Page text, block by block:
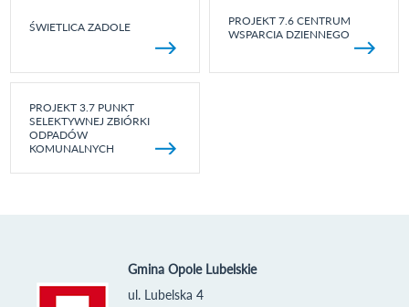
ŚWIETLICA ZADOLE
PROJEKT 7.6 CENTRUM
WSPARCIA DZIENNEGO
PROJEKT 3.7 PUNKT
SELEKTYWNEJ ZBIÓRKI
ODPADÓW
KOMUNALNYCH
Gmina Opole Lubelskie
ul. Lubelska 4